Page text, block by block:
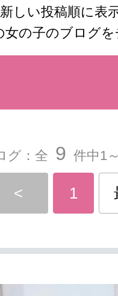
しい投稿順に表
女の子のブログ
グ：全 9 件中1
< 1